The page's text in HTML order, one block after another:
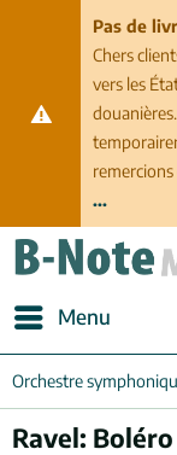
Pas de
Chers
vers les
...
Menu
Orchestre
Ravel: